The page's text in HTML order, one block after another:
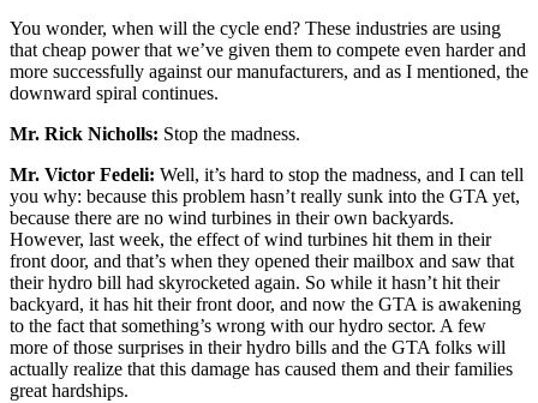
You wonder, when will the cycle end? These industries are using
that cheap power that we’ve given them to compete even harder and
more successfully against our manufacturers, and as I mentioned, the
downward spiral continues.
Mr. Rick Nicholls: Stop the madness.
Mr. Victor Fedeli: Well, it’s hard to stop the madness, and I can tell
you why: because this problem hasn’t really sunk into the GTA yet,
because there are no wind turbines in their own backyards.
However, last week, the effect of wind turbines hit them in their
front door, and that’s when they opened their mailbox and saw that
their hydro bill had skyrocketed again. So while it hasn’t hit their
backyard, it has hit their front door, and now the GTA is awakening
to the fact that something’s wrong with our hydro sector. A few
more of those surprises in their hydro bills and the GTA folks will
actually realize that this damage has caused them and their families
great hardships.